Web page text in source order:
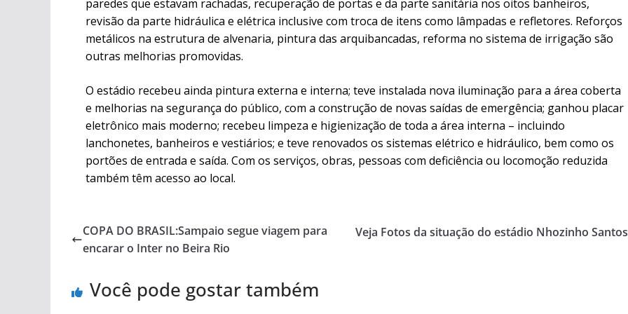
paredes que estavam rachadas, recuperação de portas e da parte sanitária nos oitos banheiros,
revisão da parte hidráulica e elétrica inclusive com troca de itens como lâmpadas e refletores. Reforços
metálicos na estrutura de alvenaria, pintura das arquibancadas, reforma no sistema de irrigação são
outras melhorias promovidas.
O estádio recebeu ainda pintura externa e interna; teve instalada nova iluminação para a área coberta
e melhorias na segurança do público, com a construção de novas saídas de emergência; ganhou placar
eletrônico mais moderno; recebeu limpeza e higienização de toda a área interna – incluindo
lanchonetes, banheiros e vestiários; e teve renovados os sistemas elétrico e hidráulico, bem como os
portões de entrada e saída. Com os serviços, obras, pessoas com deficiência ou locomoção reduzida
também têm acesso ao local.
COPA DO BRASIL:Sampaio segue viagem para
encarar o Inter no Beira Rio
Veja Fotos da situação do estádio Nhozinho Santos
Você pode gostar também